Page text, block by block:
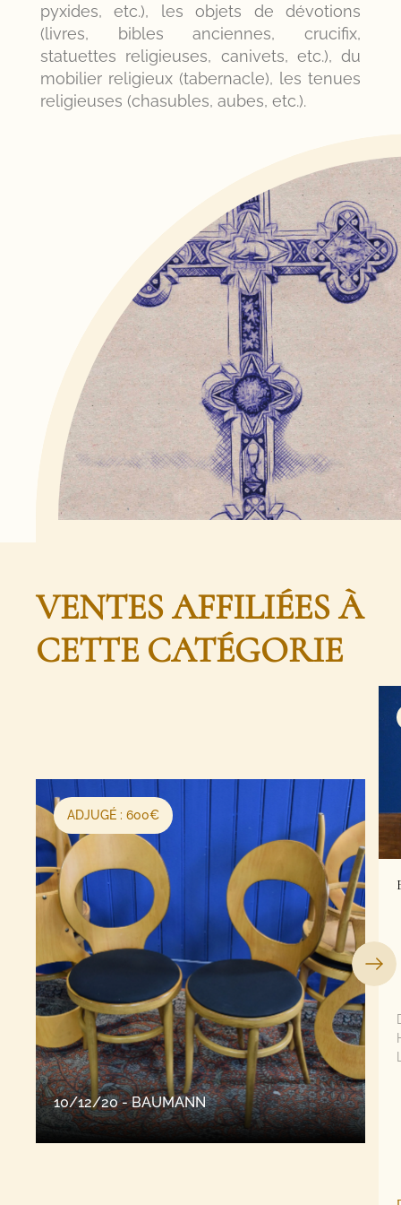
pyxides, etc.), les objets de dévotions
(livres, bibles anciennes, crucifix,
statuettes religieuses, canivets, etc.), du
mobilier religieux (tabernacle), les tenues
religieuses (chasubles, aubes, etc.).
VENTES AFFILIÉES À
CETTE CATÉGORIE
ADJUGÉ : 600€
10/12/20 - BAUMANN